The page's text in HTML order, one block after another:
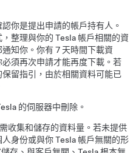
你是提出申請的帳戶持有人。
整理與你的 Tesla 帳戶相關的資
知你。你有 7 天時間下載資
須再次申請才能再度下載。若
留指引，由於相關資料可能已
的伺服器中刪除。
收集和儲存的資料量。若未提供
身份或與你 Tesla 帳戶無關的形